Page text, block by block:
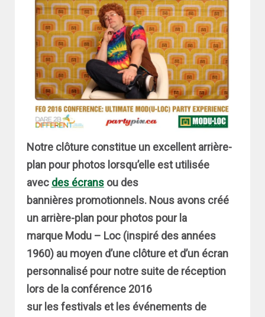
Notre clôture constitue un excellent arrière-
plan pour photos lorsqu’elle est utilisée
avec des écransou des
bannières promotionnels. Nous avons créé
un arrière-plan pour photos pour la
marque Modu – Loc (inspiré des années
1960) au moyen d’une clôture et d’un écran
personnalisé pour notre suite de réception
lors de la conférence 2016
sur les festivals et les événements de